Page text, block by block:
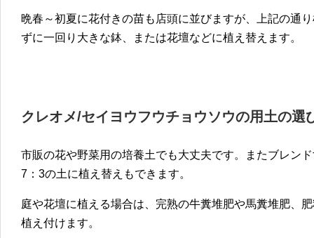
晩春～初夏に花付きの苗も店頭に並びますが、上記の通
ずに一回り大きな鉢、または花壇などに植え替えます。
クレオメ/セイヨウフウチョウソウの用土の選
市販の花や野菜用の培養土でも大丈夫です。またブレン
7：3の土に植え替えもできます。
庭や花壇に植える場合は、完熟の牛糞堆肥や馬糞堆肥、
植え付けます。